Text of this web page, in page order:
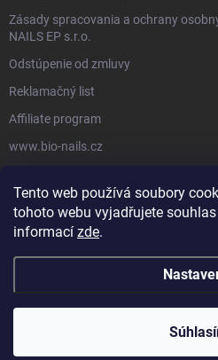
Tento web používá soubory
tohoto webu vyjadřujete
informací zde.
Zásady spracovania a ochrany
NAILS EP s.r.o.
Odstúpenie od zmluvy
Reklamačný list
Affiliate program
www.bio-nails.cz
FACEBOOK
BIO NAILS .